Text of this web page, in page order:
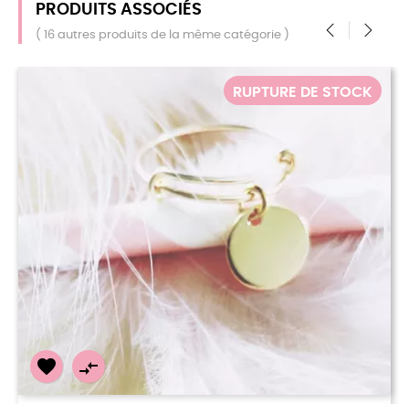
PRODUITS ASSOCIÉS
( 16 autres produits de la même catégorie )